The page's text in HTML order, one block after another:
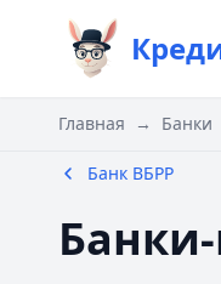
Главная → Банки
Банк ВБРР